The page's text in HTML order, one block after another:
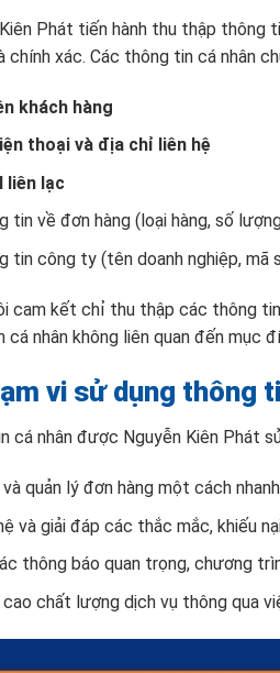
Phát tiến hành thu thập thông
chính xác. Các thông tin cá nhân
khách hàng
thoại và địa chỉ liên hệ
liên lạc
tin về đơn hàng (loại hàng, số
tin công ty (tên doanh nghiệp, mã
cam kết chỉ thu thập các thông
cá nhân không liên quan đến mục
vi sử dụng thông
cá nhân được Nguyễn Kiên Phát
quản lý đơn hàng một cách
và giải đáp các thắc mắc, khiếu
thông báo quan trọng, chương
cao chất lượng dịch vụ thông qua